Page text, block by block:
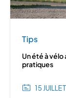
Tips
Un été à vélo
pratiques
15